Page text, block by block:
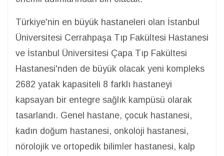
Türkiye'nin en büyük hastaneleri olan İstanbul
Üniversitesi Cerrahpaşa Tıp Fakültesi Hastanesi
ve İstanbul Üniversitesi Çapa Tıp Fakültesi
Hastanesi'nden de büyük olacak yeni kompleks
2682 yatak kapasiteli 8 farklı hastaneyi
kapsayan bir entegre sağlık kampüsü olarak
tasarlandı. Genel hastane, çocuk hastanesi,
kadın doğum hastanesi, onkoloji hastanesi,
nörolojik ve ortopedik bilimler hastanesi, kalp